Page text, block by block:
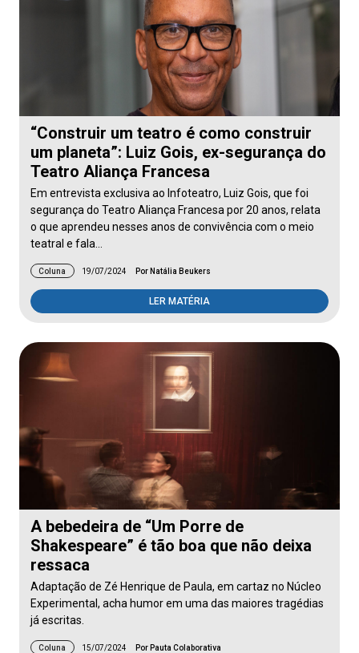
“Construir um teatro é como construir
um planeta”: Luiz Gois, ex-segurança do
Teatro Aliança Francesa
Em entrevista exclusiva ao Infoteatro, Luiz Gois, que foi
segurança do Teatro Aliança Francesa por 20 anos, relata
o que aprendeu nesses anos de convivência com o meio
teatral e fala…
Coluna 19/07/2024 Por Natália Beukers
LER MATÉRIA
A bebedeira de “Um Porre de
Shakespeare” é tão boa que não deixa
ressaca
Adaptação de Zé Henrique de Paula, em cartaz no Núcleo
Experimental, acha humor em uma das maiores tragédias
já escritas.
Coluna 15/07/2024 Por Pauta Colaborativa